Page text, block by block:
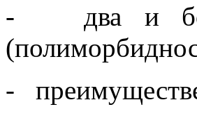
- два и
-